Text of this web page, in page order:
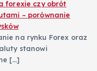
forexie czy obrót
– porównanie
na rynku Forex oraz
stanowi
[…]